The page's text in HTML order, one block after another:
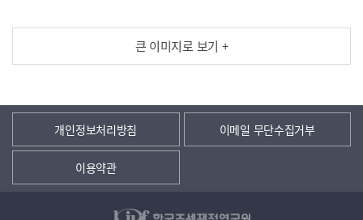
큰 이미지로 보기 +
개인정보처리방침 이메일 무단수집거부
이용약관